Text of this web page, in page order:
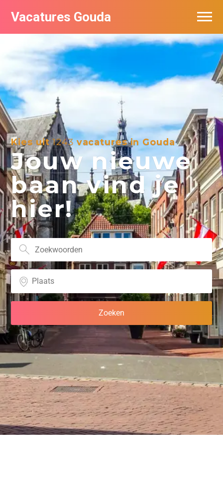
Vacatures Gouda
Kies uit1243vacatures in Gouda
Jouw nieuwe
baan vind je
hier!
Vacatures per bedrijf in Gouda
De populairste vacatures in Gouda